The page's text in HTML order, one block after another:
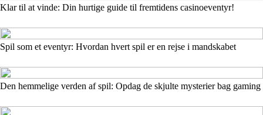
Klar til at vinde: Din hurtige guide til fremtidens casinoeventyr!
Spil som et eventyr: Hvordan hvert spil er en rejse i mandskabet
Den hemmelige verden af spil: Opdag de skjulte mysterier bag gaming